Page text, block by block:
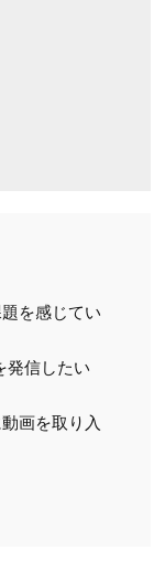
を感じてい
発信したい
画を取り入